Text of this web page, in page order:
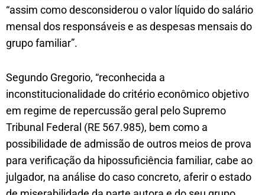
“assim como desconsiderou o valor líquido do salário
mensal dos responsáveis e as despesas mensais do
grupo familiar”.
Segundo Gregorio, “reconhecida a
inconstitucionalidade do critério econômico objetivo
em regime de repercussão geral pelo Supremo
Tribunal Federal (RE 567.985), bem como a
possibilidade de admissão de outros meios de prova
para verificação da hipossuficiência familiar, cabe ao
julgador, na análise do caso concreto, aferir o estado